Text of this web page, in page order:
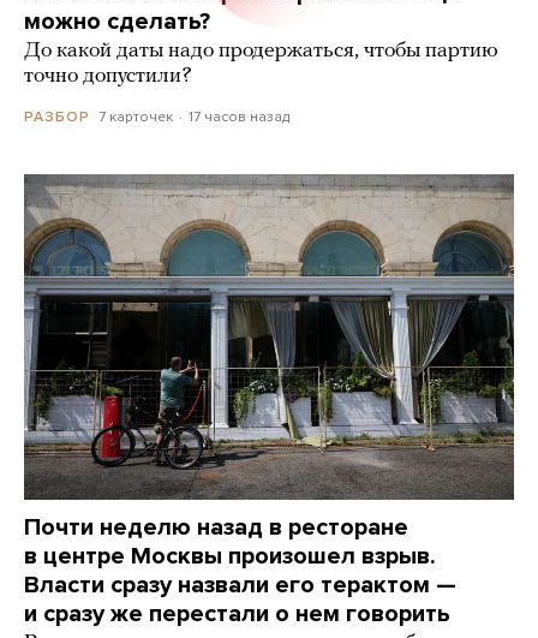
можно сделать?
До какой даты надо продержаться, чтобы партию
точно допустили?
РАЗБОР 7 карточек 17 часов назад
Почти неделю назад в ресторане
в центре Москвы произошел взрыв.
Власти сразу назвали его терактом —
и сразу же перестали о нем говорить